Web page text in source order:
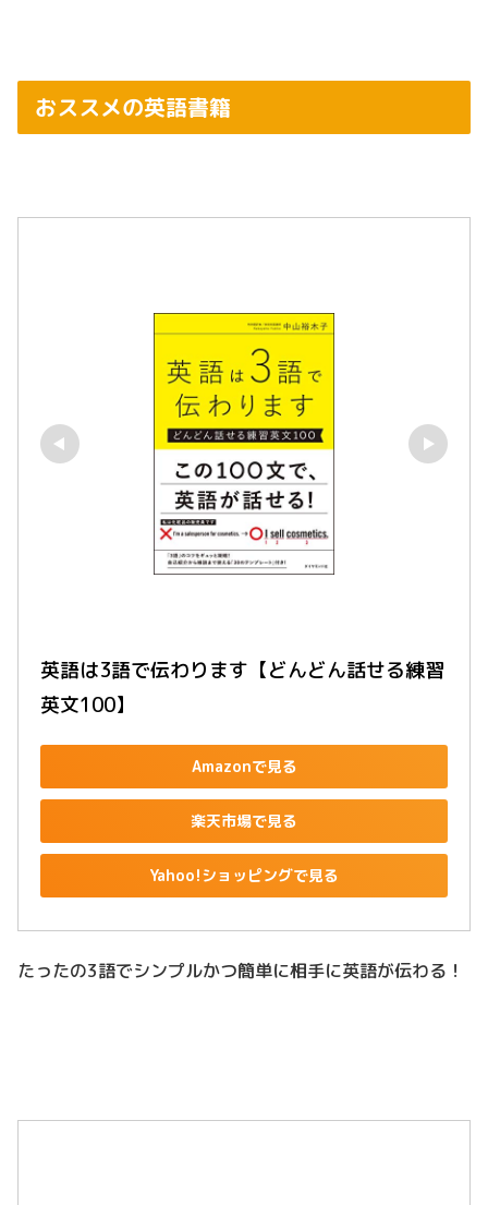
おススメの英語書籍
英語は3語で伝わります【どんどん話せる練習
英文100】
Amazonで見る
楽天市場で見る
Yahoo!ショッピングで見る
たったの3語でシンプルかつ簡単に相手に英語が伝わる！